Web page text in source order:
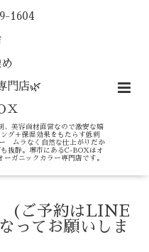
1604
門店🌿
Ｘ
、美容商材直営なので激安な嬉
グ＋保湿効果をもたらす低刺
ムラなく自然な仕上がりだか
抜群。堺市にあるC-BOXはオ
ガニックカラー専門店です。
(ご予約はLINE
ってお願いしま